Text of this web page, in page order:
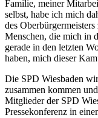
Familie, meiner
selbst, habe ich mich
des
Menschen, die mich in
gerade in den letzten
haben, mich dieser
Die SPD Wiesbaden
zusammen kommen
Mitglieder der SPD
Pressekonferenz in